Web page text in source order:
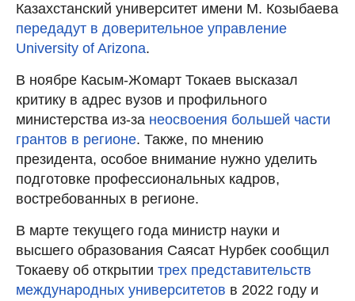
Казахстанский университет имени М. Козыбаева
передадут в доверительное управление
University of Arizona.
В ноябре Касым-Жомарт Токаев высказал
критику в адрес вузов и профильного
министерства из-за неосвоения большей части
грантов в регионе. Также, по мнению
президента, особое внимание нужно уделить
подготовке профессиональных кадров,
востребованных в регионе.
В марте текущего года министр науки и
высшего образования Саясат Нурбек сообщил
Токаеву об открытии трех представительств
международных университетов в 2022 году и